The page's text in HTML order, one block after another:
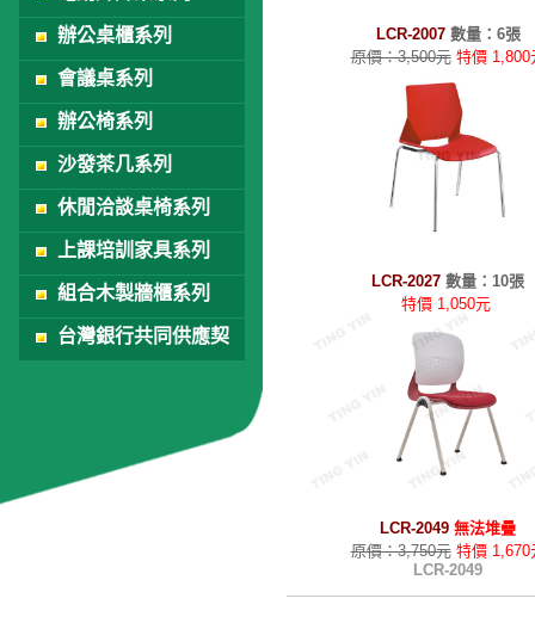
辦公桌櫃系列
會議桌系列
辦公椅系列
沙發茶几系列
休閒洽談桌椅系列
上課培訓家具系列
組合木製牆櫃系列
台灣銀行共同供應契
LCR-2007 數量：6張
原價：3,500元 特價 1,800
LCR-2027 數量：10張
特價 1,050元
LCR-2049 無法堆疊
原價：3,750元 特價 1,670
LCR-2049